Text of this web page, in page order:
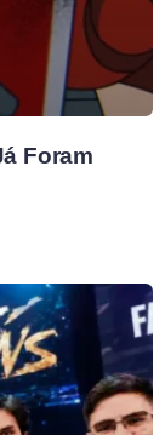
Foram